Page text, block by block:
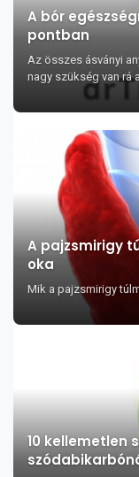
A bór
pontban
Az összes ásványi
nagy szükség van rá
A pajzsmirigy
oka
Mik a pajzsmirigy
10 kellemetlen